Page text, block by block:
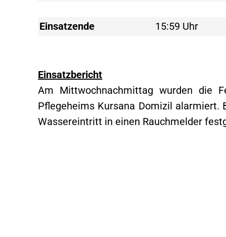
Einsatzende 15:59 Uhr
Einsatzbericht
Am Mittwochnachmittag wurden die
Pflegeheims Kursana Domizil alarmiert.
Wassereintritt in einen Rauchmelder